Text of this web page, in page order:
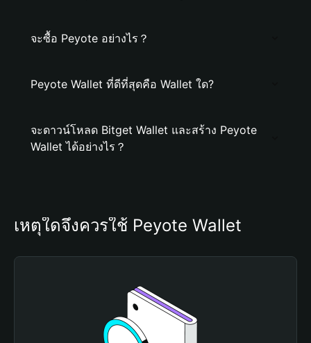
จะซื้อ Peyote อย่างไร？
Peyote Wallet ที่ดีที่สุดคือ Wallet ใด?
จะดาวน์โหลด Bitget Wallet และสร้าง Peyote
Wallet ได้อย่างไร？
เหตุใดจึงควรใช้ Peyote Wallet